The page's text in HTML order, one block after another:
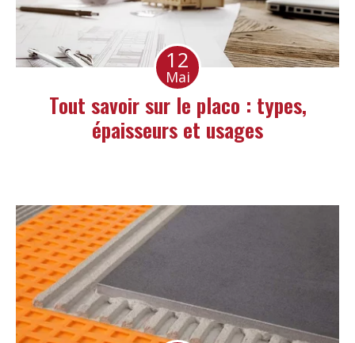
12
Mai
Tout savoir sur le placo : types,
épaisseurs et usages